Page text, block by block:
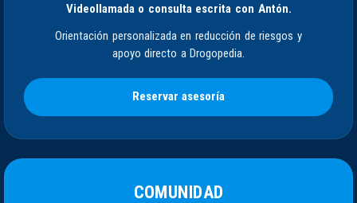
Videollamada o consulta escrita con Antón.
Orientación personalizada en reducción de riesgos y
apoyo directo a Drogopedia.
Reservar asesoría
COMUNIDAD